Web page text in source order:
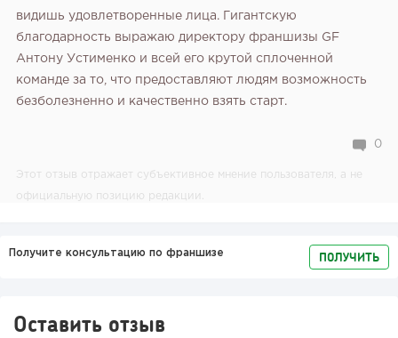
видишь удовлетворенные лица. Гигантскую
благодарность выражаю директору франшизы GF
Антону Устименко и всей его крутой сплоченной
команде за то, что предоставляют людям возможность
безболезненно и качественно взять старт.
0
Этот отзыв отражает субъективное мнение пользователя, а не
официальную позицию редакции.
Получите консультацию по франшизе ПОЛУЧИТЬ
Оставить отзыв